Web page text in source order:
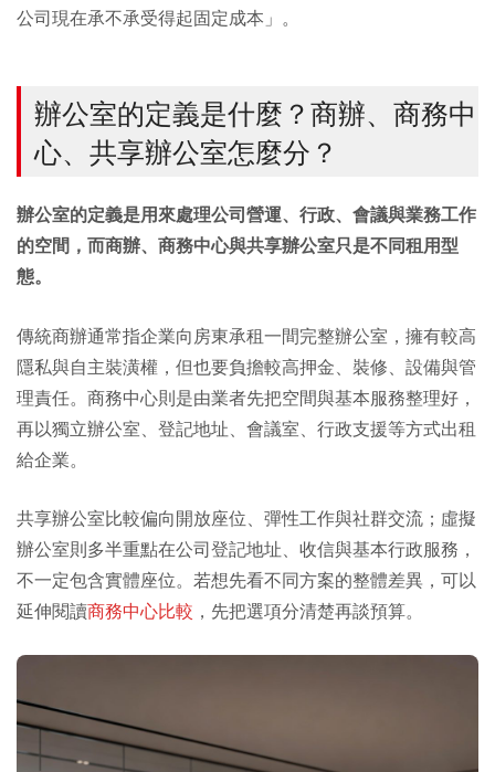
公司現在承不承受得起固定成本」。
辦公室的定義是什麼？商辦、商務中
心、共享辦公室怎麼分？
辦公室的定義是用來處理公司營運、行政、會議與業務工作
的空間，而商辦、商務中心與共享辦公室只是不同租用型
態。
傳統商辦通常指企業向房東承租一間完整辦公室，擁有較高
隱私與自主裝潢權，但也要負擔較高押金、裝修、設備與管
理責任。商務中心則是由業者先把空間與基本服務整理好，
再以獨立辦公室、登記地址、會議室、行政支援等方式出租
給企業。
共享辦公室比較偏向開放座位、彈性工作與社群交流；虛擬
辦公室則多半重點在公司登記地址、收信與基本行政服務，
不一定包含實體座位。若想先看不同方案的整體差異，可以
延伸閱讀商務中心比較 ，先把選項分清楚再談預算。